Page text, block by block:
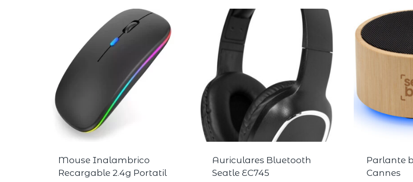
Mouse Inalambrico
Recargable 2.4g Portatil
Auriculares Bluetooth
Seatle EC745
Parlante
Cannes